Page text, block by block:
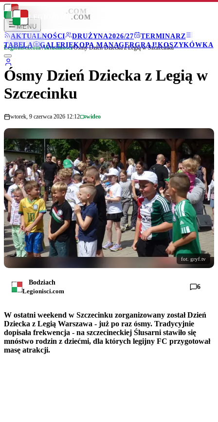
LEGIONISCI .COM
MENU
AKTUALNOŚCI
DRUŻYNA2026/27
TERMINARZ
TABELA
GALERIEKOPA MANAGERGRAJ!KOSZYKÓWKA
LEGIONISCI .COM
Legionisci.com/Aktualności/Ósmy Dzień Dziecka z Legią w Szczecinku
Ósmy Dzień Dziecka z Legią w
Szczecinku
wtorek, 9 czerwca 2026 12:12 wideo
fot. gryf.tv
Bodziach
Legionisci.com
6
W ostatni weekend w Szczecinku zorganizowany został Dzień
Dziecka z Legią Warszawa - już po raz ósmy. Tradycyjnie
dopisała frekwencja - na szczecineckiej Ślusarni stawiło się
mnóstwo rodzin z dziećmi, dla których legijny FC przygotował
masę atrakcji.